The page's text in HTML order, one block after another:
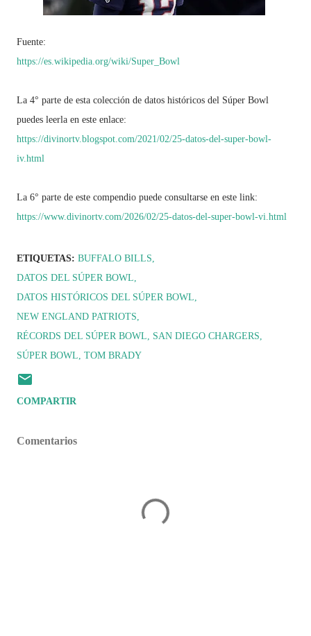
Fuente:
https://es.wikipedia.org/wiki/Super_Bowl
La 4° parte de esta colección de datos históricos del Súper Bowl
puedes leerla en este enlace:
https://divinortv.blogspot.com/2021/02/25-datos-del-super-bowl-
iv.html
La 6° parte de este compendio puede consultarse en este link:
https://www.divinortv.com/2026/02/25-datos-del-super-bowl-vi.html
ETIQUETAS: BUFFALO BILLS
DATOS DEL SÚPER BOWL
DATOS HISTÓRICOS DEL SÚPER BOWL
NEW ENGLAND PATRIOTS
RÉCORDS DEL SÚPER BOWL
SAN DIEGO CHARGERS
SÚPER BOWL TOM BRADY
COMPARTIR
Comentarios